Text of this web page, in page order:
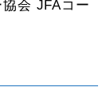
会 JFAコー